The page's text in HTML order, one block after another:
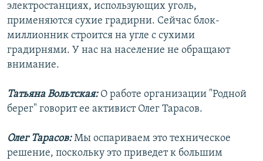
электростанциях, использующих уголь,
применяются сухие градирни. Сейчас блок-
миллионник строится на угле с сухими
градирнями. У нас на население не обращают
внимание.
Татьяна Вольтская: О работе организации "Родной
берег" говорит ее активист Олег Тарасов.
Олег Тарасов:Мы оспариваем это техническое
решение, поскольку это приведет к большим